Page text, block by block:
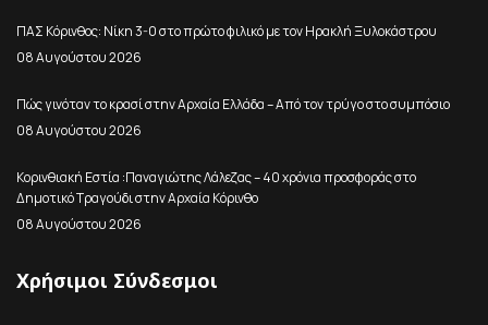
ΠΑΣ Κόρινθος: Νίκη 3-0 στο πρώτο φιλικό με τον Ηρακλή Ξυλοκάστρου
08 Αυγούστου 2026
Πώς γινόταν το κρασί στην Αρχαία Ελλάδα – Από τον τρύγο στο συμπόσιο
08 Αυγούστου 2026
Κορινθιακή Εστία :Παναγιώτης Λάλεζας – 40 χρόνια προσφοράς στο
Δημοτικό Τραγούδι στην Αρχαία Κόρινθο
08 Αυγούστου 2026
Χρήσιμοι Σύνδεσμοι